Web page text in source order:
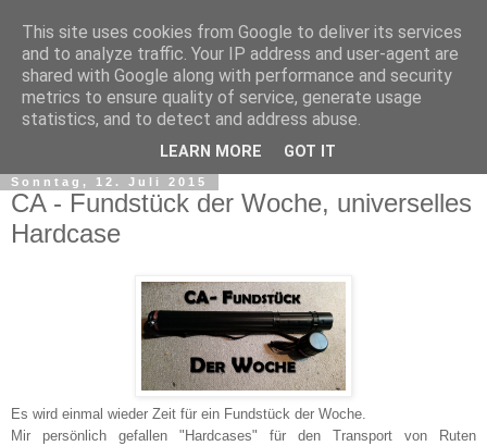
Sonntag, 12. Juli 2015
CA - Fundstück der Woche, universelles
Hardcase
Es wird einmal wieder Zeit für ein Fundstück der Woche.
Mir persönlich gefallen "Hardcases" für den Transport von Ruten
This site uses cookies from Google to deliver its services
and to analyze traffic. Your IP address and user-agent are
shared with Google along with performance and security
metrics to ensure quality of service, generate usage
statistics, and to detect and address abuse.
LEARN MORE GOT IT